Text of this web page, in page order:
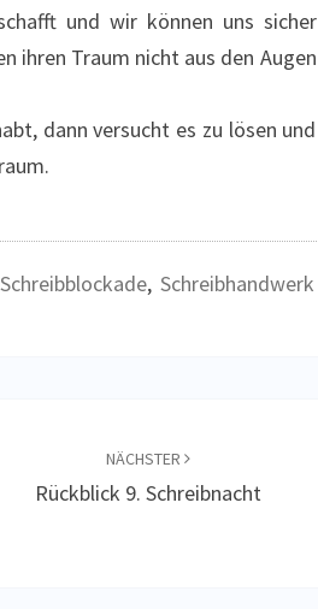
und wir können uns sicher
ihren Traum nicht aus den Augen
dann versucht es zu lösen und
Schreibblockade, Schreibhandwerk
NÄCHSTER
Rückblick 9. Schreibnacht